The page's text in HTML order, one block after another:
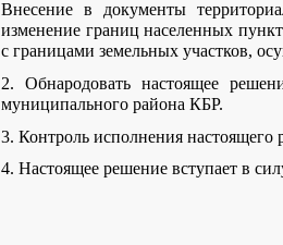
Внесение в документы
изменение границ населенных
с границами земельных участков,
2. Обнародовать настоящее
муниципального района КБР.
3. Контроль исполнения настоящего
4. Настоящее решение вступает в